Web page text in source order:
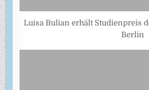
Luisa Bulian erhält Studienpreis
Berlin